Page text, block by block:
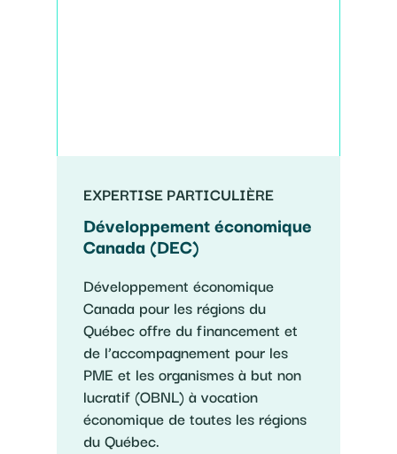
EXPERTISE PARTICULIÈRE
Développement économique
Canada (DEC)
Développement économique
Canada pour les régions du
Québec offre du financement et
de l’accompagnement pour les
PME et les organismes à but non
lucratif (OBNL) à vocation
économique de toutes les régions
du Québec.